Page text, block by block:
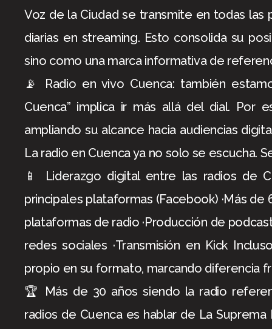
Voz de la Ciudad se transmite en todas
diarias en streaming. Esto consolida su
sino como una marca informativa de
📡 Radio en vivo Cuenca: también
Cuenca” implica ir más allá del dial. Por
ampliando su alcance hacia audiencias
La radio en Cuenca ya no solo se escucha.
📱 Liderazgo digital entre las radios de
principales plataformas (Facebook) ·Más
plataformas de radio ·Producción de
redes sociales ·Transmisión en Kick
propio en su formato, marcando diferencia
🏆 Más de 30 años siendo la radio
radios de Cuenca es hablar de La